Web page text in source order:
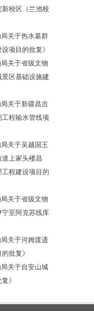
校区（兰池校
关于热水墓群
项目的批复》
关于省级文物
区基础设施建
关于新疆昌吉
程输水管线项
关于吴越国王
上家头楼昌
程建设项目的
关于省级文物
至阿克苏线库
关于河姆渡遗
批复》
关于自安山城
》